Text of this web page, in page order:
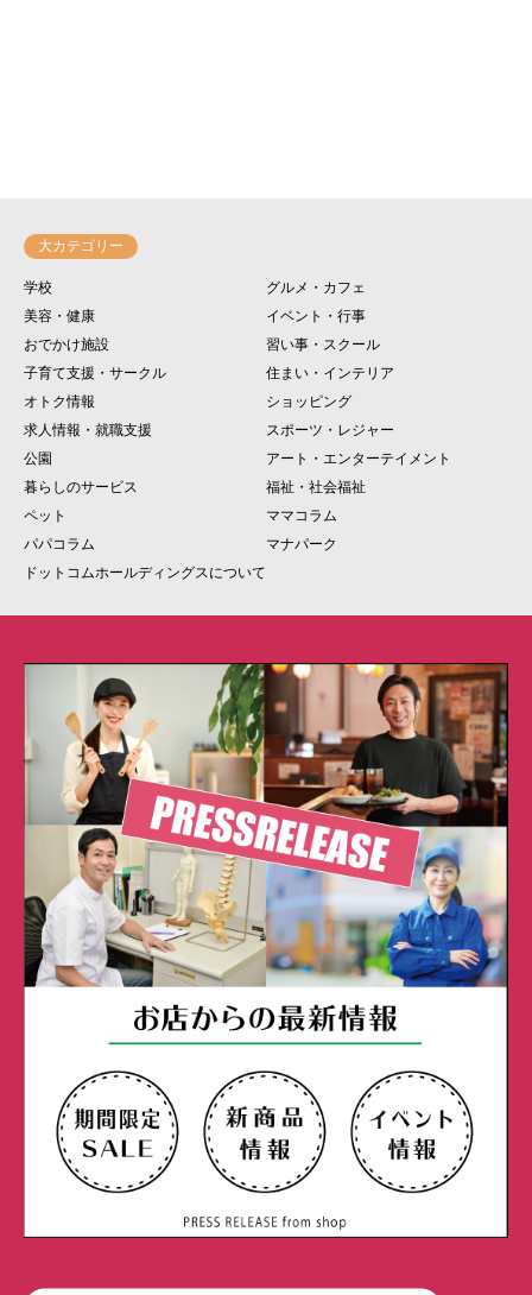
大カテゴリー
学校
グルメ・カフェ
美容・健康
イベント・行事
おでかけ施設
習い事・スクール
子育て支援・サークル
住まい・インテリア
オトク情報
ショッピング
求人情報・就職支援
スポーツ・レジャー
公園
アート・エンターテイメント
暮らしのサービス
福祉・社会福祉
ペット
ママコラム
パパコラム
マナパーク
ドットコムホールディングスについて